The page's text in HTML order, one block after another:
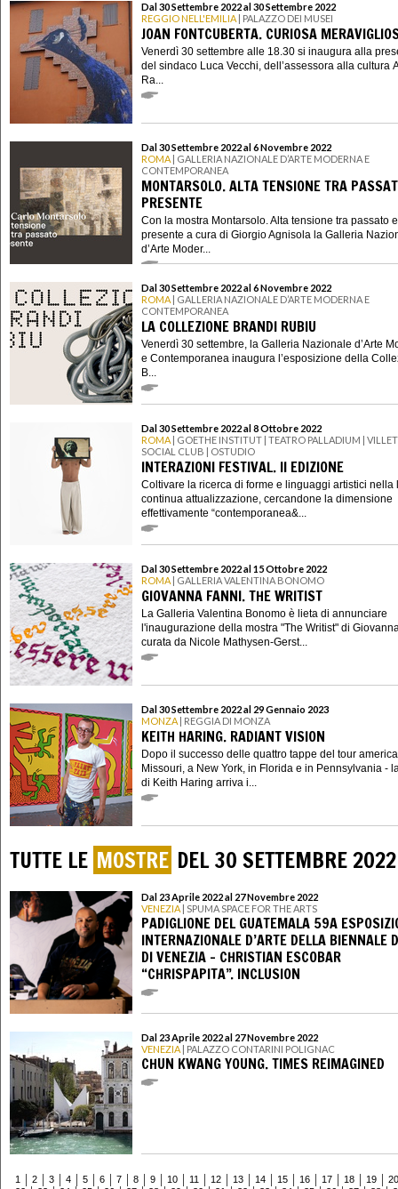
Dal 30 Settembre 2022 al 30 Settembre 2022
REGGIO NELL'EMILIA | PALAZZO DEI MUSEI
JOAN FONTCUBERTA. CURIOSA
Venerdì 30 settembre alle 18.30 si inaugura alla
del sindaco Luca Vecchi, dell’assessora alla cultura
Ra...
Dal 30 Settembre 2022 al 6 Novembre 2022
ROMA | GALLERIA NAZIONALE D’ARTE MODERNA E
CONTEMPORANEA
MONTARSOLO. ALTA TENSIONE TRA
PRESENTE
Con la mostra Montarsolo. Alta tensione tra passato e
presente a cura di Giorgio Agnisola la Galleria
d’Arte Moder...
Dal 30 Settembre 2022 al 6 Novembre 2022
ROMA | GALLERIA NAZIONALE D’ARTE MODERNA E
CONTEMPORANEA
LA COLLEZIONE BRANDI RUBIU
Venerdì 30 settembre, la Galleria Nazionale d’Arte
e Contemporanea inaugura l’esposizione della
B...
Dal 30 Settembre 2022 al 8 Ottobre 2022
ROMA | GOETHE INSTITUT | TEATRO PALLADIUM |
SOCIAL CLUB | OSTUDIO
INTERAZIONI FESTIVAL. II EDIZIONE
Coltivare la ricerca di forme e linguaggi artistici nella
continua attualizzazione, cercandone la dimensione
effettivamente “contemporanea&...
Dal 30 Settembre 2022 al 15 Ottobre 2022
ROMA | GALLERIA VALENTINA BONOMO
GIOVANNA FANNI. THE WRITIST
La Galleria Valentina Bonomo è lieta di annunciare
l'inaugurazione della mostra "The Writist" di
curata da Nicole Mathysen-Gerst...
Dal 30 Settembre 2022 al 29 Gennaio 2023
MONZA | REGGIA DI MONZA
KEITH HARING. RADIANT VISION
Dopo il successo delle quattro tappe del tour
Missouri, a New York, in Florida e in Pennsylvania -
di Keith Haring arriva i...
TUTTE LE MOSTRE DEL 30 SETTEMBRE 2022
Dal 23 Aprile 2022 al 27 Novembre 2022
VENEZIA | SPUMA SPACE FOR THE ARTS
PADIGLIONE DEL GUATEMALA 59A
INTERNAZIONALE D’ARTE DELLA BIENNALE
DI VENEZIA - CHRISTIAN ESCOBAR
“CHRISPAPITA”. INCLUSION
Dal 23 Aprile 2022 al 27 Novembre 2022
VENEZIA | PALAZZO CONTARINI POLIGNAC
CHUN KWANG YOUNG. TIMES REIMAGINED
1 2 3 4 5 6 7 8 9 10 11 12 13 14 15 16 17 18 19
20